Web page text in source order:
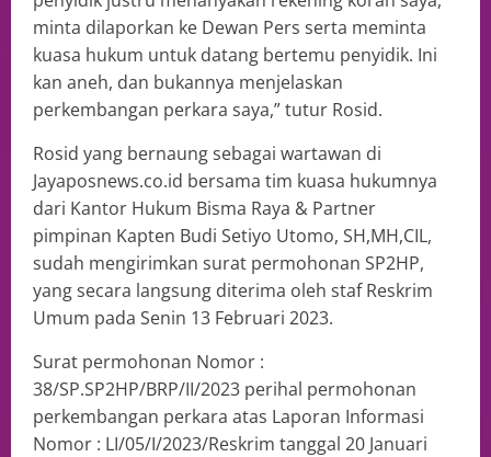
minta dilaporkan ke Dewan Pers serta meminta
kuasa hukum untuk datang bertemu penyidik. Ini
kan aneh, dan bukannya menjelaskan
perkembangan perkara saya,” tutur Rosid.
Rosid yang bernaung sebagai wartawan di
Jayaposnews.co.id bersama tim kuasa hukumnya
dari Kantor Hukum Bisma Raya & Partner
pimpinan Kapten Budi Setiyo Utomo, SH,MH,CIL,
sudah mengirimkan surat permohonan SP2HP,
yang secara langsung diterima oleh staf Reskrim
Umum pada Senin 13 Februari 2023.
Surat permohonan Nomor :
38/SP.SP2HP/BRP/II/2023 perihal permohonan
perkembangan perkara atas Laporan Informasi
Nomor : LI/05/I/2023/Reskrim tanggal 20 Januari